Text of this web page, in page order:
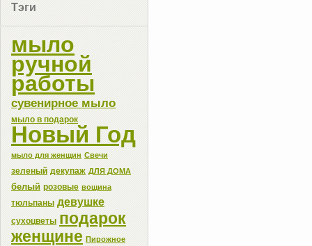
Тэги
мыло
ручной
работы
сувенирное мыло
мыло в подарок
Новый Год
мыло для женщин Свечи
зеленый декупаж ДЛЯ ДОМА
белый розовые вощина
тюльпаны девушке
сухоцветы подарок
женщине Пирожное